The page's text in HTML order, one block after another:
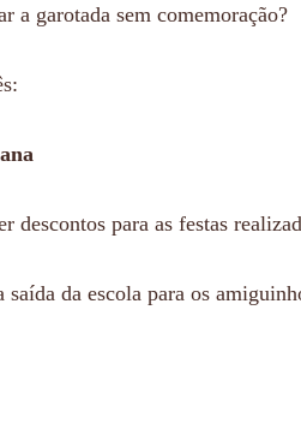
a garotada sem comemoração?
descontos para as festas
da escola para os